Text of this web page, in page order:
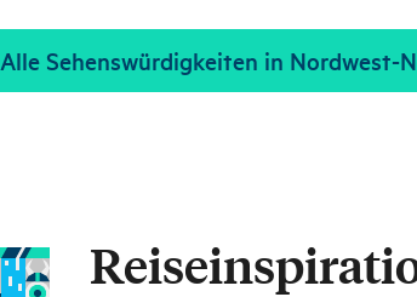
Alle Sehenswürdigkeiten in Nordwest-